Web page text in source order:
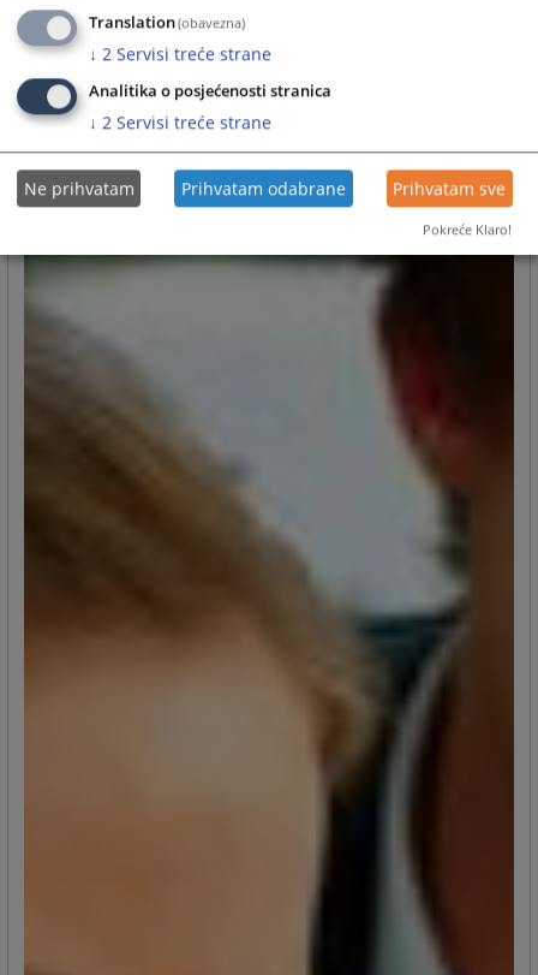
Translation(obavezna)
↓ 2 Servisi treće strane
Analitika o posjećenosti stranica
↓ 2 Servisi treće strane
Ne prihvatam Prihvatam odabrane Prihvatam sve
Pokreće Klaro!